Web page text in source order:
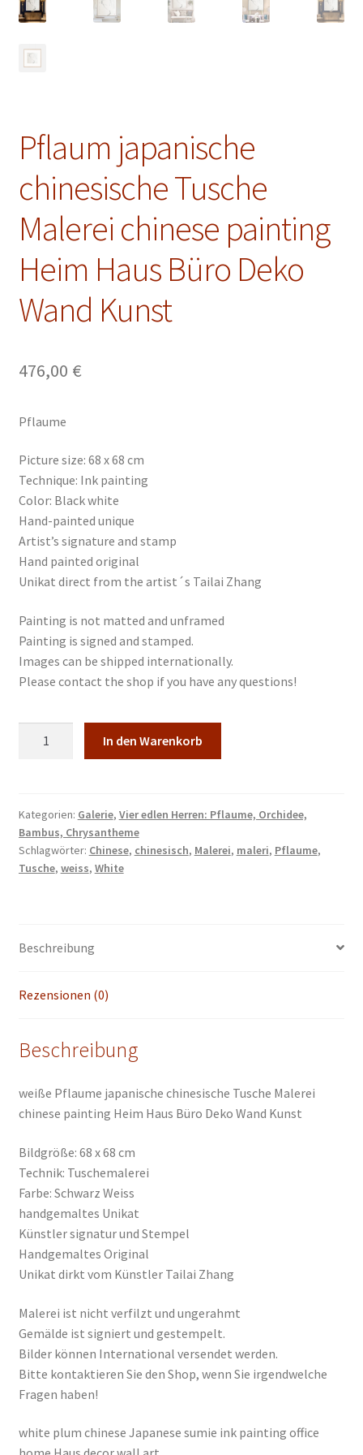
Pflaum japanische
chinesische Tusche
Malerei chinese painting
Heim Haus Büro Deko
Wand Kunst
476,00 €
Pflaume
Picture size: 68 x 68 cm
Technique: Ink painting
Color: Black white
Hand-painted unique
Artist’s signature and stamp
Hand painted original
Unikat direct from the artist´s Tailai Zhang
Painting is not matted and unframed
Painting is signed and stamped.
Images can be shipped internationally.
Please contact the shop if you have any questions!
Malerei
chinese
painting
Heim
Wand
Menge
In den Warenkorb
Kategorien: Galerie, Vier edlen Herren: Pflaume, Orchidee,
Bambus, Chrysantheme
Schlagwörter: Chinese, chinesisch, Malerei, maleri, Pflaume,
Tusche, weiss, White
Beschreibung
Rezensionen (0)
Beschreibung
weiße Pflaume japanische chinesische Tusche Malerei
chinese painting Heim Haus Büro Deko Wand Kunst
Bildgröße: 68 x 68 cm
Technik: Tuschemalerei
Farbe: Schwarz Weiss
handgemaltes Unikat
Künstler signatur und Stempel
Handgemaltes Original
Unikat dirkt vom Künstler Tailai Zhang
Malerei ist nicht verfilzt und ungerahmt
Gemälde ist signiert und gestempelt.
Bilder können International versendet werden.
Bitte kontaktieren Sie den Shop, wenn Sie irgendwelche
Fragen haben!
white plum chinese Japanese sumie ink painting office